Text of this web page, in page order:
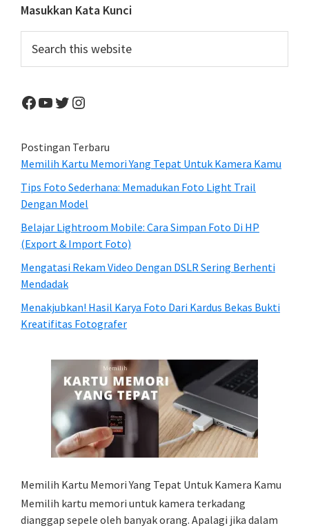
of
Primary
Sidebar
Masukkan Kata Kunci
this
website
Facebook
YouTube
Twitter
Instagram
Postingan Terbaru
Memilih Kartu Memori Yang Tepat Untuk Kamera Kamu
Tips Foto Sederhana: Memadukan Foto Light Trail
Dengan Model
Belajar Lightroom Mobile: Cara Simpan Foto Di HP
(Export & Import Foto)
Mengatasi Rekam Video Dengan DSLR Sering Berhenti
Mendadak
Menakjubkan! Hasil Karya Foto Dari Kardus Bekas Bukti
Kreatifitas Fotografer
Memilih Kartu Memori Yang Tepat Untuk Kamera Kamu
Memilih kartu memori untuk kamera terkadang
dianggap sepele oleh banyak orang. Apalagi jika dalam